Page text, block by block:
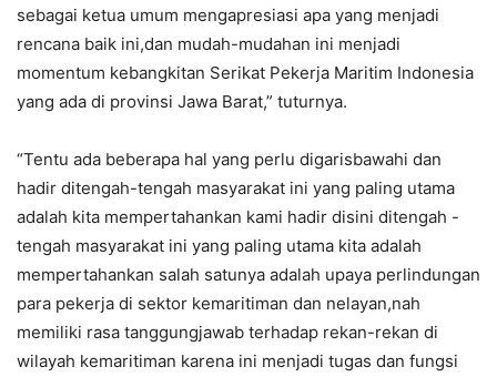
sebagai ketua umum mengapresiasi apa yang menjadi
rencana baik ini,dan mudah-mudahan ini menjadi
momentum kebangkitan Serikat Pekerja Maritim Indonesia
yang ada di provinsi Jawa Barat,” tuturnya.
“Tentu ada beberapa hal yang perlu digarisbawahi dan
hadir ditengah-tengah masyarakat ini yang paling utama
adalah kita mempertahankan kami hadir disini ditengah -
tengah masyarakat ini yang paling utama kita adalah
mempertahankan salah satunya adalah upaya perlindungan
para pekerja di sektor kemaritiman dan nelayan,nah
memiliki rasa tanggungjawab terhadap rekan-rekan di
wilayah kemaritiman karena ini menjadi tugas dan fungsi